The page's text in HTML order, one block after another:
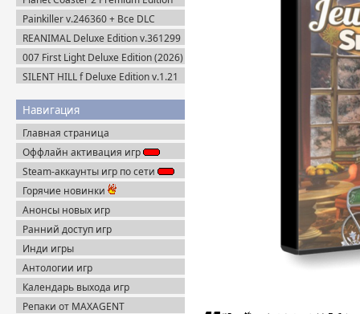
Пиратка
(2024) Steam-Rip
Painkiller v.246360 + Все DLC
(2025) Portable
REANIMAL Deluxe Edition v.361299
(2026) Пиратка
007 First Light Deluxe Edition (2026)
Пиратка
SILENT HILL f Deluxe Edition v.1.21
Навигация
Главная страница
Оффлайн активация игр
Steam-аккаунты игр по сети
Горячие новинки
Анонсы новых игр
Ранний доступ игр
Инди игры
Антологии игр
Календарь выхода игр
Репаки от MAXAGENT